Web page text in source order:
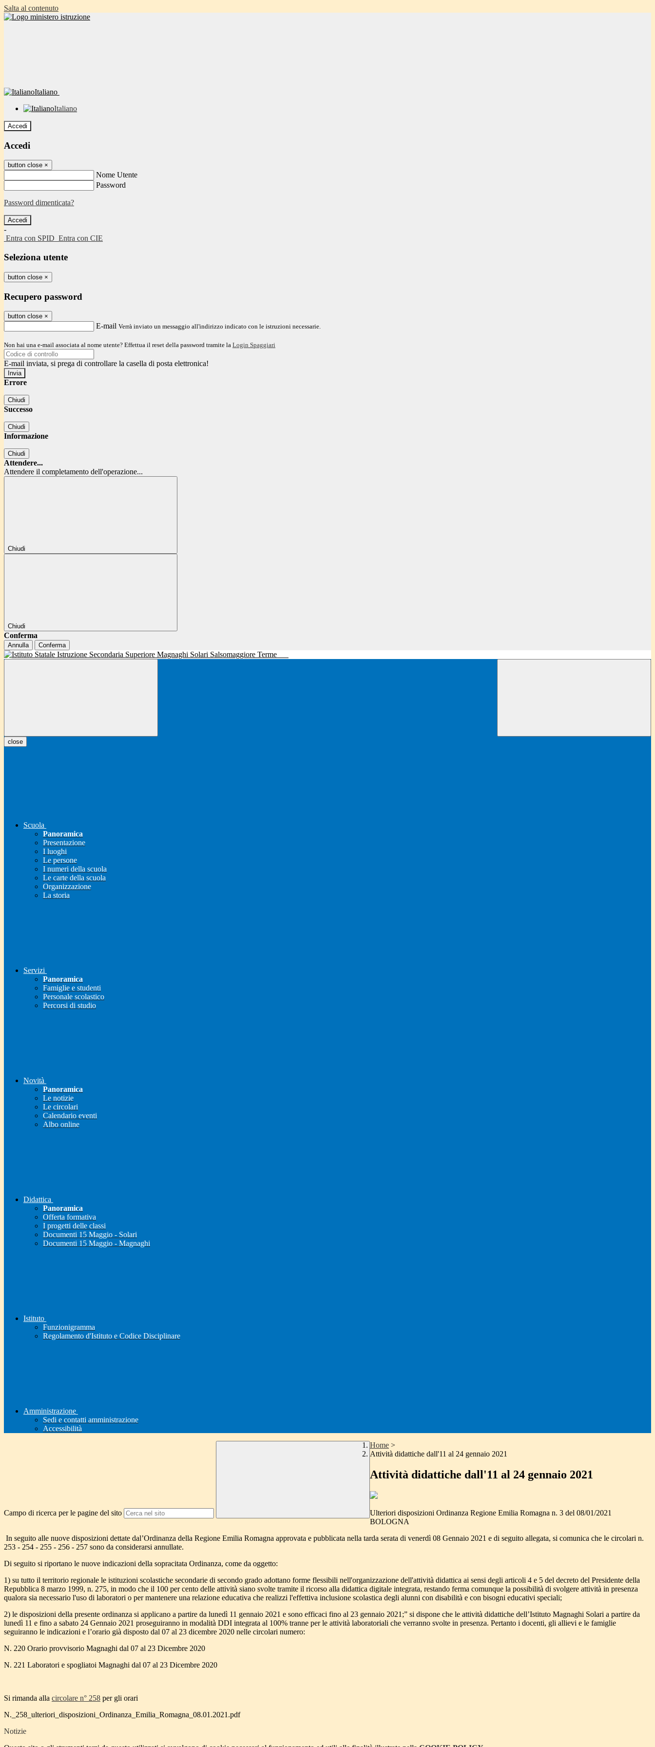
Salta al contenuto
Italiano
Italiano
Accedi
Accedi
button close ×
Nome Utente
Password
Password dimenticata?
-
Entra con SPID Entra con CIE
Seleziona utente
button close ×
Recupero password
button close ×
E-mail Verrà inviato un messaggio all'indirizzo indicato con le istruzioni necessarie.
Non hai una e-mail associata al nome utente? Effettua il reset della password tramite la Login Spaggiari
E-mail inviata, si prega di controllare la casella di posta elettronica!
Errore
Chiudi
Successo
Chiudi
Informazione
Chiudi
Attendere...
Attendere il completamento dell'operazione...
Chiudi
Chiudi
Conferma
Annulla Conferma
close
Scuola
Panoramica
Presentazione
I luoghi
Le persone
I numeri della scuola
Le carte della scuola
Organizzazione
La storia
Servizi
Panoramica
Famiglie e studenti
Personale scolastico
Percorsi di studio
Novità
Panoramica
Le notizie
Le circolari
Calendario eventi
Albo online
Didattica
Panoramica
Offerta formativa
I progetti delle classi
Documenti 15 Maggio - Solari
Documenti 15 Maggio - Magnaghi
Istituto
Funzionigramma
Regolamento d'Istituto e Codice Disciplinare
Amministrazione
Sedi e contatti amministrazione
Accessibilità
Campo di ricerca per le pagine del sito
Home >
Attività didattiche dall'11 al 24 gennaio 2021
Attività didattiche dall'11 al 24 gennaio 2021
Ulteriori disposizioni Ordinanza Regione Emilia Romagna n. 3 del 08/01/2021
BOLOGNA
In seguito alle nuove disposizioni dettate dal’Ordinanza della Regione Emilia Romagna approvata e pubblicata nella tarda serata di venerdì 08 Gennaio 2021 e di seguito allegata, si comunica che le circolari n.
253 - 254 - 255 - 256 - 257 sono da considerarsi annullate.
Di seguito si riportano le nuove indicazioni della sopracitata Ordinanza, come da oggetto:
1) su tutto il territorio regionale le istituzioni scolastiche secondarie di secondo grado adottano forme flessibili nell'organizzazione dell'attività didattica ai sensi degli articoli 4 e 5 del decreto del Presidente della
Repubblica 8 marzo 1999, n. 275, in modo che il 100 per cento delle attività siano svolte tramite il ricorso alla didattica digitale integrata, restando ferma comunque la possibilità di svolgere attività in presenza
qualora sia necessario l'uso di laboratori o per mantenere una relazione educativa che realizzi l'effettiva inclusione scolastica degli alunni con disabilità e con bisogni educativi speciali;
2) le disposizioni della presente ordinanza si applicano a partire da lunedì 11 gennaio 2021 e sono efficaci fino al 23 gennaio 2021;” si dispone che le attività didattiche dell’Istituto Magnaghi Solari a partire da
lunedì 11 e fino a sabato 24 Gennaio 2021 proseguiranno in modalità DDI integrata al 100% tranne per le attività laboratoriali che verranno svolte in presenza. Pertanto i docenti, gli allievi e le famiglie
seguiranno le indicazioni e l’orario già disposto dal 07 al 23 dicembre 2020 nelle circolari numero:
N. 220 Orario provvisorio Magnaghi dal 07 al 23 Dicembre 2020
N. 221 Laboratori e spogliatoi Magnaghi dal 07 al 23 Dicembre 2020
Si rimanda alla circolare n° 258 per gli orari
N._258_ulteriori_disposizioni_Ordinanza_Emilia_Romagna_08.01.2021.pdf
Notizie